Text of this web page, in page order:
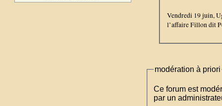
Vendredi 19 juin,
l’affaire Fillon dit
modération à priori
Ce forum est
par un